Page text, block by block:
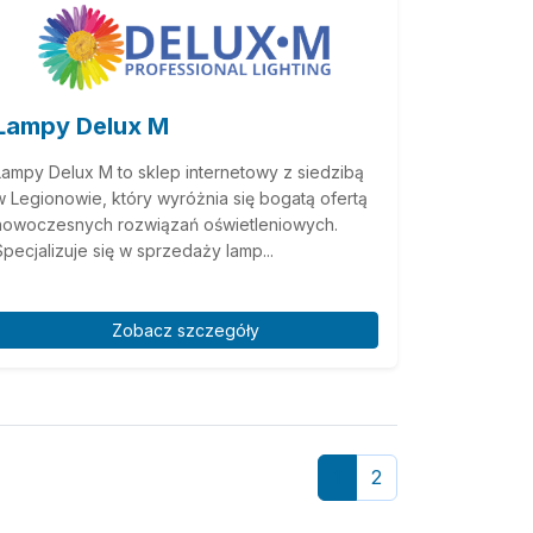
Delux M
Delux M to sklep internetowy z siedzibą
Legionowie, który wyróżnia się bogatą ofertą
rozwiązań oświetleniowych.
się w sprzedaży lamp...
Zobacz szczegóły
2